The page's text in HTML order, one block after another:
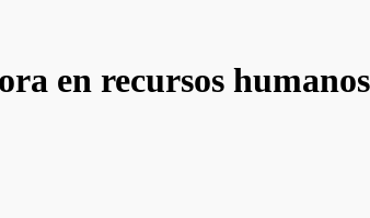
en recursos